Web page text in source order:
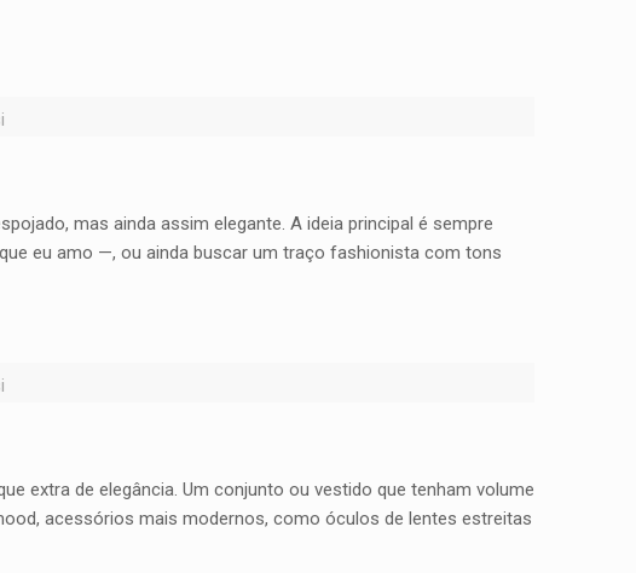
mas ainda assim elegante. A ideia principal é sempre
eu amo —, ou ainda buscar um traço fashionista com tons
extra de elegância. Um conjunto ou vestido que tenham volume
acessórios mais modernos, como óculos de lentes estreitas